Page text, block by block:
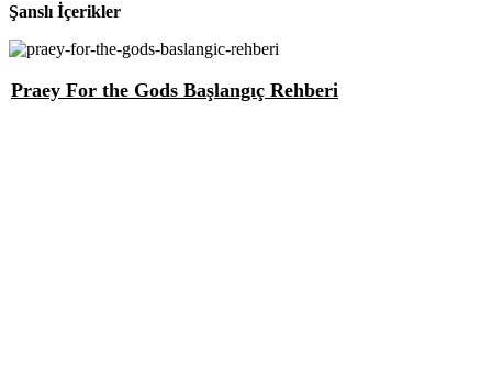
Şanslı İçerikler
Praey For the Gods Başlangıç Rehberi